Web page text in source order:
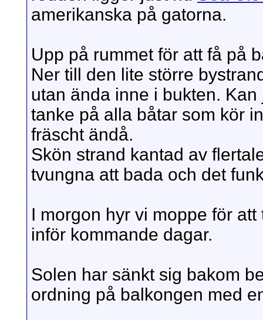
amerikanska på gatorna.
Upp på rummet för att få på
Ner till den lite större
utan ända inne i bukten.
tanke på alla båtar som kör
fräscht ändå.
Skön strand kantad av
tvungna att bada och det
I morgon hyr vi moppe för
inför kommande dagar.
Solen har sänkt sig bakom
ordning på balkongen med